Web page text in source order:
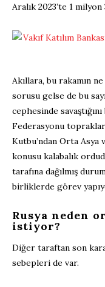
Aralık 2023’te 1 milyon
Akıllara, bu rakamın
sorusu gelse de bu
cephesinde
Federasyonu
Kutbu’ndan Orta Asya
konusu kalabalık
tarafına dağılmış
birliklerde görev
Rusya neden
istiyor?
Diğer taraftan son
sebepleri de var.